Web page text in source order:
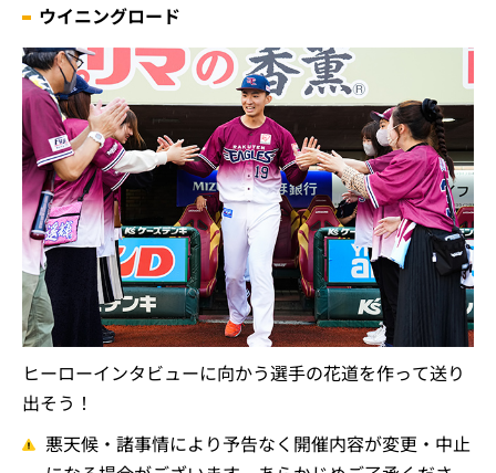
ウイニングロード
ヒーローインタビューに向かう選手の花道を作って送り
出そう！
悪天候・諸事情により予告なく開催内容が変更・中止